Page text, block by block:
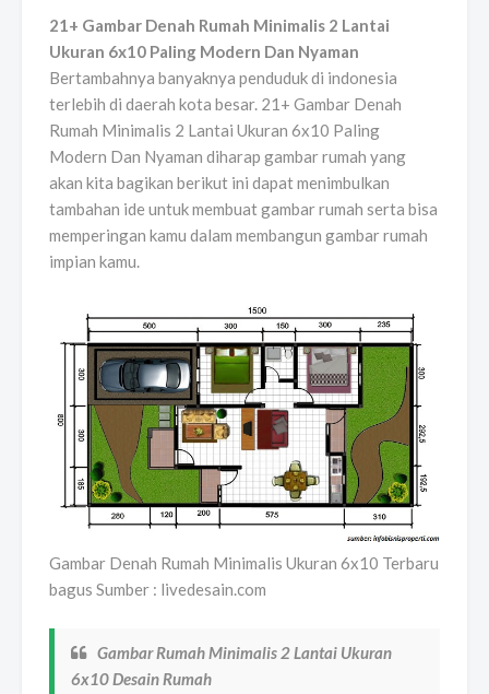
21+ Gambar Denah Rumah Minimalis 2 Lantai
Ukuran 6x10 Paling Modern Dan Nyaman
Bertambahnya banyaknya penduduk di indonesia
terlebih di daerah kota besar. 21+ Gambar Denah
Rumah Minimalis 2 Lantai Ukuran 6x10 Paling
Modern Dan Nyaman diharap gambar rumah yang
akan kita bagikan berikut ini dapat menimbulkan
tambahan ide untuk membuat gambar rumah serta bisa
memperingan kamu dalam membangun gambar rumah
impian kamu.
Gambar Denah Rumah Minimalis Ukuran 6x10 Terbaru
bagus Sumber : livedesain.com
Gambar Rumah Minimalis 2 Lantai Ukuran
6x10 Desain Rumah